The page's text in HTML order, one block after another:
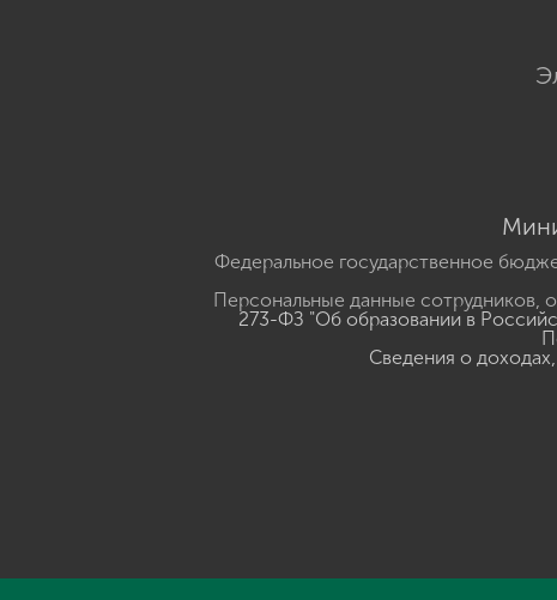
Федеральное государственное
Персональные данные сотрудников,
273-ФЗ "Об образовании в
Сведения о